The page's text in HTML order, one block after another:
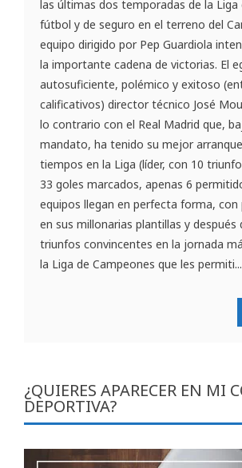
las últimas dos temporadas de la Liga
fútbol y de seguro en el terreno del
equipo dirigido por Pep Guardiola
la importante cadena de victorias. El
autosuficiente, polémico y exitoso
calificativos) director técnico José
lo contrario con el Real Madrid que,
mandato, ha tenido su mejor
tiempos en la Liga (líder, con 10
33 goles marcados, apenas 6
equipos llegan en perfecta forma, con
en sus millonarias plantillas y después
triunfos convincentes en la jornada
la Liga de Campeones que les permiti...
¿QUIERES APARECER EN MI
DEPORTIVA?